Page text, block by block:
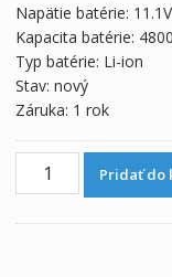
Napätie batérie: 11.1V
Kapacita batérie:
Typ batérie: Li-ion
Stav: nový
Záruka: 1 rok
množstvo
Batéria
Pridať do